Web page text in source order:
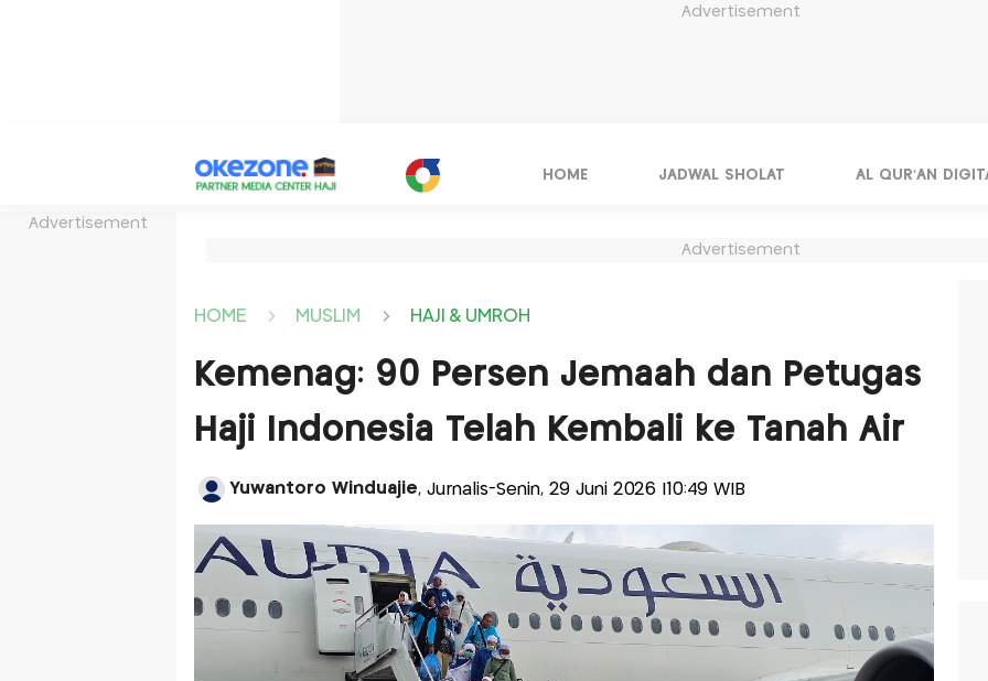
Advertisement
Advertisement
HOME JADWAL SHOLAT AL QUR'AN
Advertisement
HOME MUSLIM HAJI & UMROH
Kemenag: 90 Persen Jemaah dan Petugas
Haji Indonesia Telah Kembali ke Tanah Air
Yuwantoro Winduajie, Jurnalis-Senin, 29 Juni 2026 |10:49 WIB